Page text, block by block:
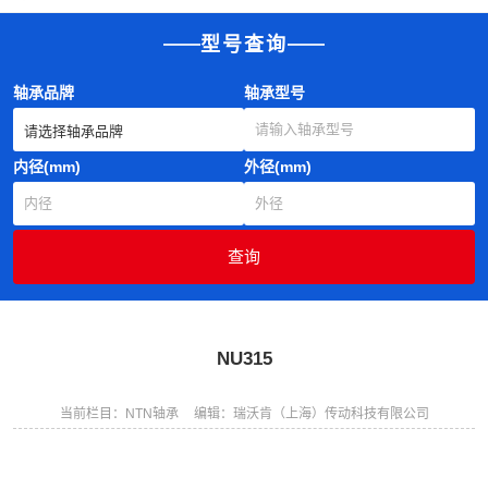
型号查询
轴承品牌 轴承型号
内径(mm) 外径(mm)
NU315
当前栏目：NTN轴承 编辑：瑞沃肯（上海）传动科技有限公司